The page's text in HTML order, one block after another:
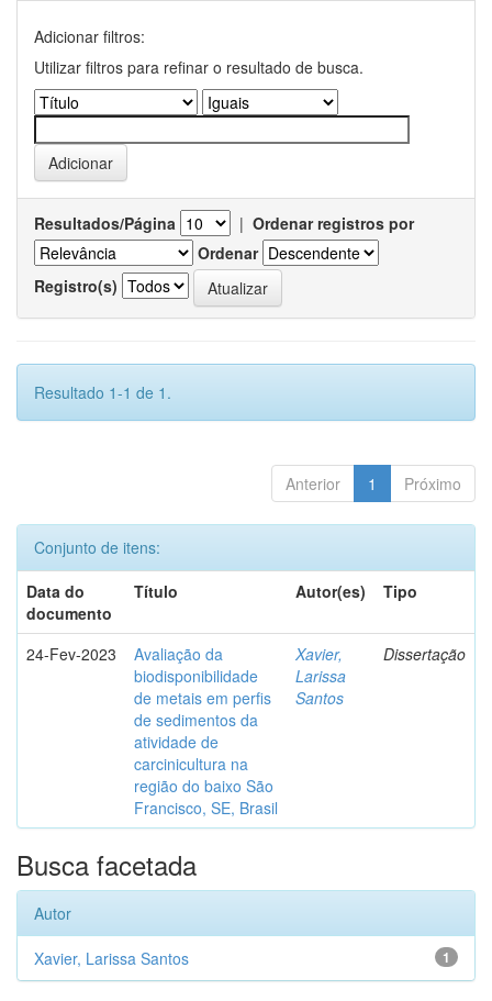
Adicionar filtros:
Utilizar filtros para refinar o resultado de busca.
Resultados/Página | Ordenar registros por
Ordenar
Registro(s)
Resultado 1-1 de 1.
Anterior 1 Próximo
Conjunto de itens:
Data do
documento
Título Autor(es) Tipo
24-Fev-2023
Avaliação da
biodisponibilidade
de metais em perfis
de sedimentos da
atividade de
carcinicultura na
região do baixo São
Francisco, SE, Brasil
Xavier,
Larissa
Santos
Dissertação
Busca facetada
Autor
1
Xavier, Larissa Santos